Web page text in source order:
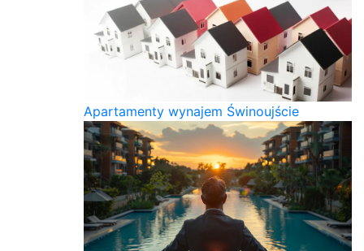
Apartamenty wynajem Świnoujście